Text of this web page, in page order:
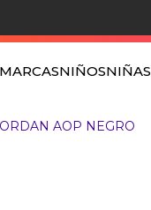
MARCASNIÑOSNIÑAS
AOP NEGRO